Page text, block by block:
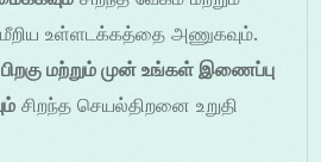
உள்ளடக்கத்தை அணுகவும்.
மற்றும் முன் உங்கள் இணைப்பு
சிறந்த செயல்திறனை உறுதி